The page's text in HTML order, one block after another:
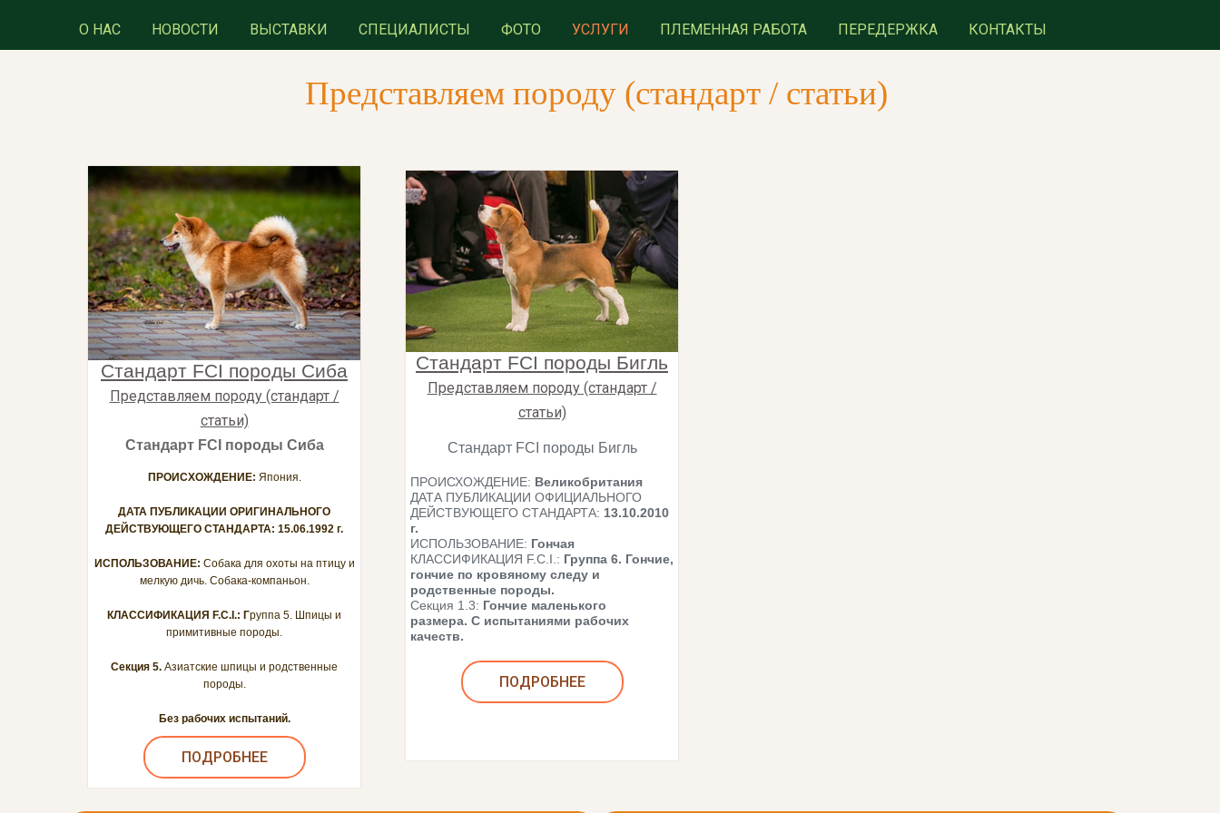
О НАС НОВОСТИ ВЫСТАВКИ СПЕЦИАЛИСТЫ ФОТО УСЛУГИ ПЛЕМЕННАЯ РАБОТА ПЕРЕДЕРЖКА КОНТАКТЫ
Представляем породу (стандарт / статьи)
Стандарт FCI породы Сиба
Представляем породу (стандарт /
статьи)
Стандарт FCI породы Сиба
ПРОИСХОЖДЕНИЕ: Япония.
ДАТА ПУБЛИКАЦИИ ОРИГИНАЛЬНОГО
ДЕЙСТВУЮЩЕГО СТАНДАРТА: 15.06.1992 г.
ИСПОЛЬЗОВАНИЕ: Собака для охоты на птицу и
мелкую дичь. Собака-компаньон.
КЛАССИФИКАЦИЯ F.C.I.: Группа 5. Шпицы и
примитивные породы.
Секция 5. Азиатские шпицы и родственные
породы.
Без рабочих испытаний.
ПОДРОБНЕЕ
Стандарт FCI породы Бигль
Представляем породу (стандарт /
статьи)
Стандарт FCI породы Бигль
ПРОИСХОЖДЕНИЕ: Великобритания
ДАТА ПУБЛИКАЦИИ ОФИЦИАЛЬНОГО
ДЕЙСТВУЮЩЕГО СТАНДАРТА: 13.10.2010
г.
ИСПОЛЬЗОВАНИЕ: Гончая
КЛАССИФИКАЦИЯ F.C.I.: Группа 6. Гончие,
гончие по кровяному следу и
родственные породы.
Секция 1.3: Гончие маленького
размера. С испытаниями рабочих
качеств.
ПОДРОБНЕЕ